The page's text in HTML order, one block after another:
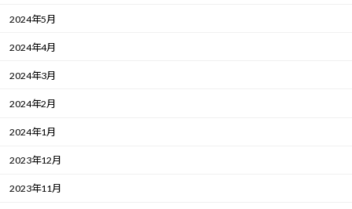
2024年5月
2024年4月
2024年3月
2024年2月
2024年1月
2023年12月
2023年11月